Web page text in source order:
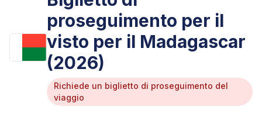
proseguimento per il
visto per il Madagascar
(2026)
Richiede un biglietto di proseguimento del
viaggio